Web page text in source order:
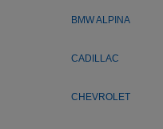
BMW ALPINA
CADILLAC
CHEVROLET